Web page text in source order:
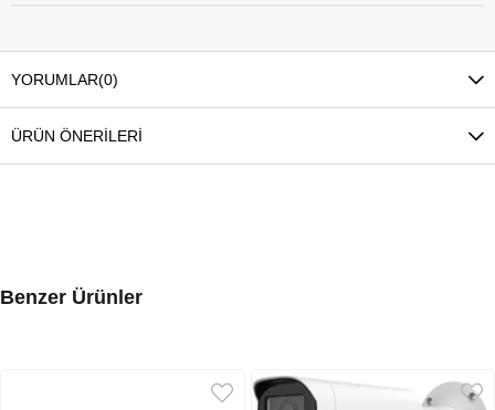
YORUMLAR(0)
ÜRÜN ÖNERILERI
Benzer Ürünler